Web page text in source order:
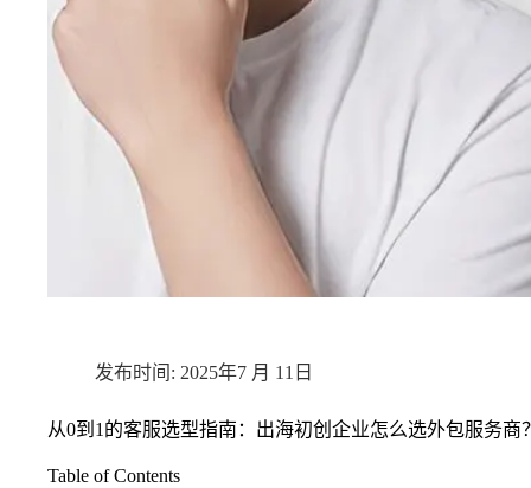
2025年7 月 11日
从0到1的客服选型指南：出海初创企业怎么选外包服务商
Table of Contents